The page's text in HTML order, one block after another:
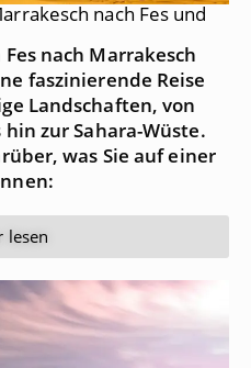
nach Fes und
nach Marrakesch
faszinierende Reise
Landschaften, von
zur Sahara-Wüste.
was Sie auf einer
lesen